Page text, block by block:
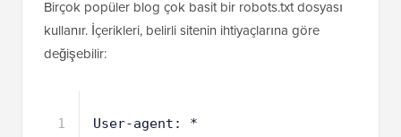
Görünür?
Birçok popüler blog çok basit bir robots.txt dosyası